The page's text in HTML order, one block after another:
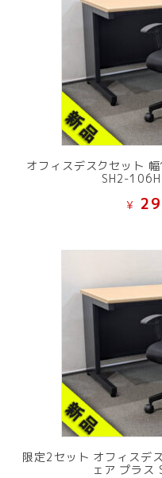
オフィスデスクセット
SH2-
¥
限定2セット オフィスデ
ェア プラス